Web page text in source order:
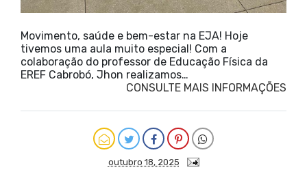
Movimento, saúde e bem-estar na EJA! Hoje
tivemos uma aula muito especial! Com a
colaboração do professor de Educação Física da
EREF Cabrobó, Jhon realizamos…
CONSULTE MAIS INFORMAÇÕES
outubro 18, 2025